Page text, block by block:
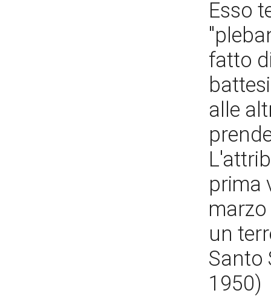
Esso
fatto
alle
prima
un
Santo
1950)